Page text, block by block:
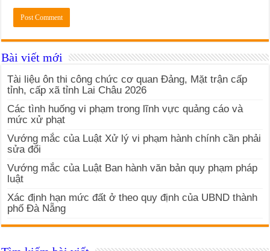
Bài viết mới
Tài liệu ôn thi công chức cơ quan Đảng, Mặt trận cấp
tỉnh, cấp xã tỉnh Lai Châu 2026
Các tình huống vi phạm trong lĩnh vực quảng cáo và
mức xử phạt
Vướng mắc của Luật Xử lý vi phạm hành chính cần phải
sửa đổi
Vướng mắc của Luật Ban hành văn bản quy phạm pháp
luật
Xác định hạn mức đất ở theo quy định của UBND thành
phố Đà Nẵng